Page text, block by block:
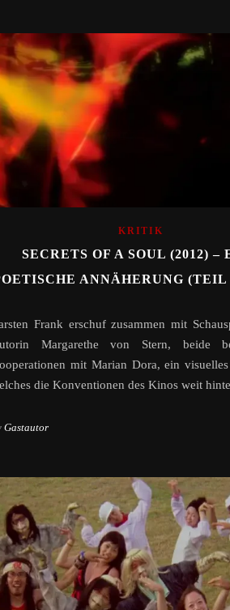
KRITIK
SECRETS OF A SOUL (2012) –
ANNÄHERUNG (TEIL
Frank erschuf zusammen mit
Margarethe von Stern, beide
mit Marian Dora, ein
die Konventionen des Kinos weit
Gastautor